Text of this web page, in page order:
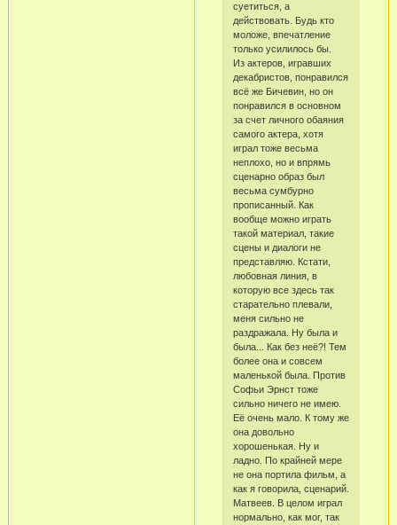
суетиться, а
действовать. Будь кто
моложе, впечатление
только усилилось бы.
Из актеров, игравших
декабристов, понравился
всё же Бичевин, но он
понравился в основном
за счет личного обаяния
самого актера, хотя
играл тоже весьма
неплохо, но и впрямь
сценарно образ был
весьма сумбурно
прописанный. Как
вообще можно играть
такой материал, такие
сцены и диалоги не
представляю. Кстати,
любовная линия, в
которую все здесь так
старательно плевали,
меня сильно не
раздражала. Ну была и
была... Как без неё?! Тем
более она и совсем
маленькой была. Против
Софьи Эрнст тоже
сильно ничего не имею.
Её очень мало. К тому же
она довольно
хорошенькая. Ну и
ладно. По крайней мере
не она портила фильм, а
как я говорила, сценарий.
Матвеев. В целом играл
нормально, как мог, так